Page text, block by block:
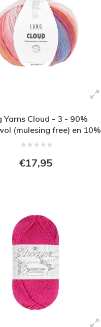
Yarns Cloud - 3 - 90%
(mulesing free) en 10%
nylon - Roze - Oranje
€17,95